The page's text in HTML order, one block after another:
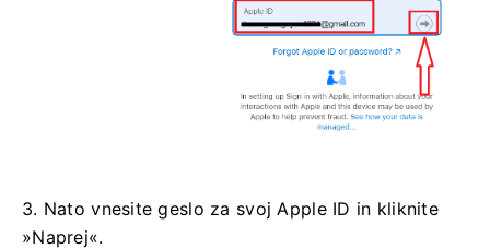
3. Nato vnesite geslo za svoj Apple ID in kliknite
»Naprej«.